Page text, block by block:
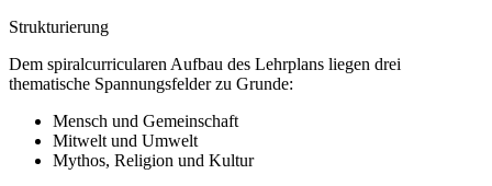
Strukturierung
Dem spiralcurricularen Aufbau des Lehrplans liegen drei
thematische Spannungsfelder zu Grunde:
Mensch und Gemeinschaft
Mitwelt und Umwelt
Mythos, Religion und Kultur